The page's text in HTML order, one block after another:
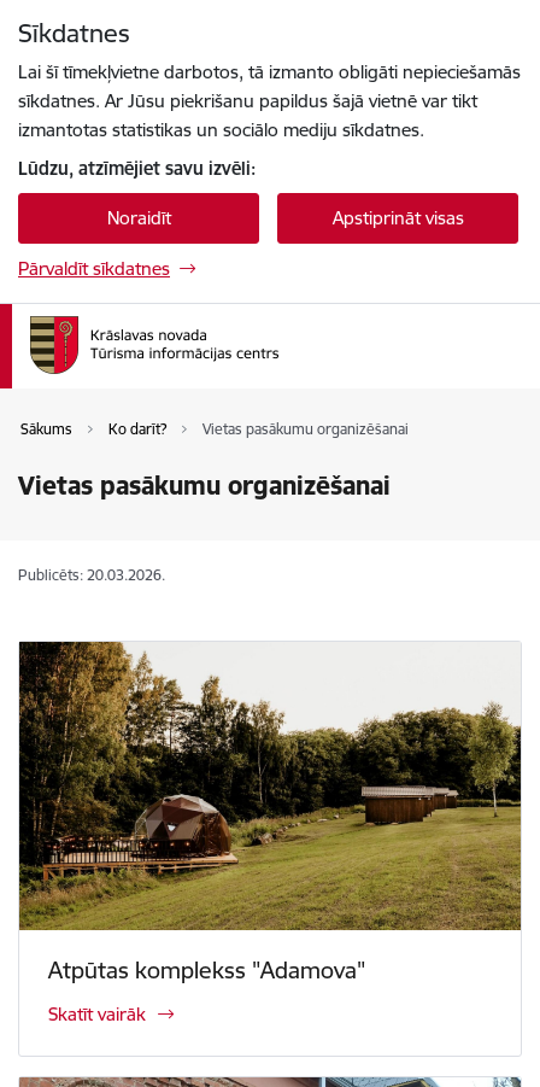
Sīkdatnes
Lai šī tīmekļvietne darbotos, tā izmanto obligāti nepieciešamās
sīkdatnes. Ar Jūsu piekrišanu papildus šajā vietnē var tikt
izmantotas statistikas un sociālo mediju sīkdatnes.
Lūdzu, atzīmējiet savu izvēli:
Noraidīt Apstiprināt visas
Pārvaldīt sīkdatnes
Sākums Ko darīt? Vietas pasākumu organizēšanai
Vietas pasākumu organizēšanai
Publicēts: 20.03.2026.
Atpūtas komplekss "Adamova"
Skatīt vairāk